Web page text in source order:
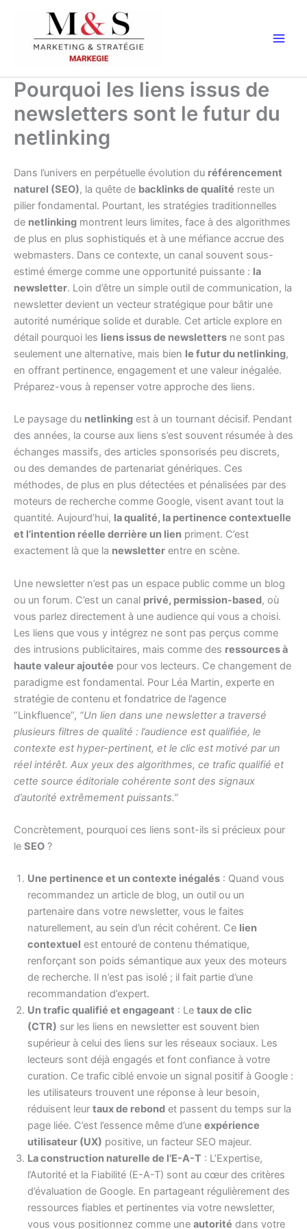
contenu
Pourquoi les liens issus de
newsletters sont le futur du
netlinking
Dans l’univers en perpétuelle évolution du référencement
naturel (SEO), la quête de backlinks de qualité reste un
pilier fondamental. Pourtant, les stratégies traditionnelles
de netlinking montrent leurs limites, face à des algorithmes
de plus en plus sophistiqués et à une méfiance accrue des
webmasters. Dans ce contexte, un canal souvent sous-
estimé émerge comme une opportunité puissante : la
newsletter. Loin d’être un simple outil de communication, la
newsletter devient un vecteur stratégique pour bâtir une
autorité numérique solide et durable. Cet article explore en
détail pourquoi les liens issus de newsletters ne sont pas
seulement une alternative, mais bien le futur du netlinking,
en offrant pertinence, engagement et une valeur inégalée.
Préparez-vous à repenser votre approche des liens.
Le paysage du netlinking est à un tournant décisif. Pendant
des années, la course aux liens s’est souvent résumée à des
échanges massifs, des articles sponsorisés peu discrets,
ou des demandes de partenariat génériques. Ces
méthodes, de plus en plus détectées et pénalisées par des
moteurs de recherche comme Google, visent avant tout la
quantité. Aujourd’hui, la qualité, la pertinence contextuelle
et l’intention réelle derrière un lien priment. C’est
exactement là que la newsletter entre en scène.
Une newsletter n’est pas un espace public comme un blog
ou un forum. C’est un canal privé, permission-based, où
vous parlez directement à une audience qui vous a choisi.
Les liens que vous y intégrez ne sont pas perçus comme
des intrusions publicitaires, mais comme des ressources à
haute valeur ajoutée pour vos lecteurs. Ce changement de
paradigme est fondamental. Pour Léa Martin, experte en
stratégie de contenu et fondatrice de l’agence
“Linkfluence”, “Un lien dans une newsletter a traversé
plusieurs filtres de qualité : l’audience est qualifiée, le
contexte est hyper-pertinent, et le clic est motivé par un
réel intérêt. Aux yeux des algorithmes, ce trafic qualifié et
cette source éditoriale cohérente sont des signaux
d’autorité extrêmement puissants.”
Concrètement, pourquoi ces liens sont-ils si précieux pour
le SEO ?
Une pertinence et un contexte inégalés : Quand vous
recommandez un article de blog, un outil ou un
partenaire dans votre newsletter, vous le faites
naturellement, au sein d’un récit cohérent. Ce lien
contextuel est entouré de contenu thématique,
renforçant son poids sémantique aux yeux des moteurs
de recherche. Il n’est pas isolé ; il fait partie d’une
recommandation d’expert.
Un trafic qualifié et engageant : Le taux de clic
(CTR) sur les liens en newsletter est souvent bien
supérieur à celui des liens sur les réseaux sociaux. Les
lecteurs sont déjà engagés et font confiance à votre
curation. Ce trafic ciblé envoie un signal positif à Google :
les utilisateurs trouvent une réponse à leur besoin,
réduisent leur taux de rebond et passent du temps sur la
page liée. C’est l’essence même d’une expérience
utilisateur (UX) positive, un facteur SEO majeur.
La construction naturelle de l’E-A-T : L’Expertise,
l’Autorité et la Fiabilité (E-A-T) sont au cœur des critères
d’évaluation de Google. En partageant régulièrement des
ressources fiables et pertinentes via votre newsletter,
vous vous positionnez comme une autorité dans votre